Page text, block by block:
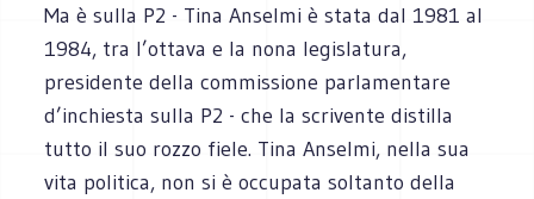
Ma è sulla P2 - Tina Anselmi è stata dal 1981 al
1984, tra l’ottava e la nona legislatura,
presidente della commissione parlamentare
d’inchiesta sulla P2 - che la scrivente distilla
tutto il suo rozzo fiele. Tina Anselmi, nella sua
vita politica, non si è occupata soltanto della